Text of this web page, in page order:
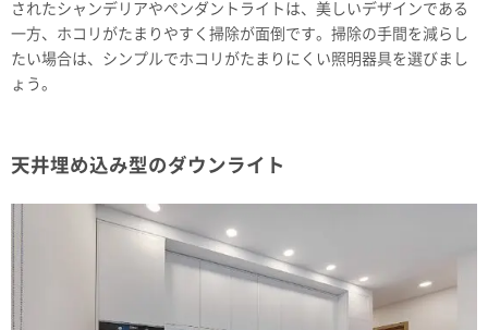
されたシャンデリアやペンダントライトは、美しいデザインである
一方、ホコリがたまりやすく掃除が面倒です。掃除の手間を減らし
たい場合は、シンプルでホコリがたまりにくい照明器具を選びまし
ょう。
天井埋め込み型のダウンライト